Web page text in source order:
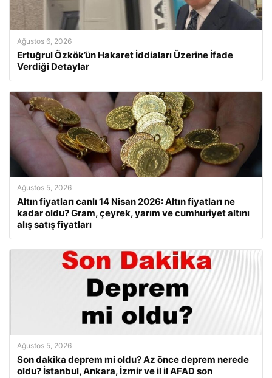
Ağustos 6, 2026
Ertuğrul Özkök’ün Hakaret İddiaları Üzerine İfade
Verdiği Detaylar
Ağustos 5, 2026
Altın fiyatları canlı 14 Nisan 2026: Altın fiyatları ne
kadar oldu? Gram, çeyrek, yarım ve cumhuriyet altını
alış satış fiyatları
Ağustos 5, 2026
Son dakika deprem mi oldu? Az önce deprem nerede
oldu? İstanbul, Ankara, İzmir ve il il AFAD son